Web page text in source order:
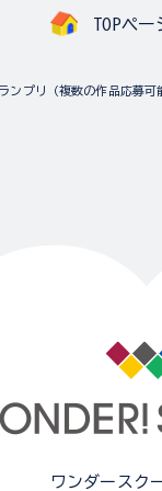
TOPペ
プリ（複数の作品応募可
ワンダースク